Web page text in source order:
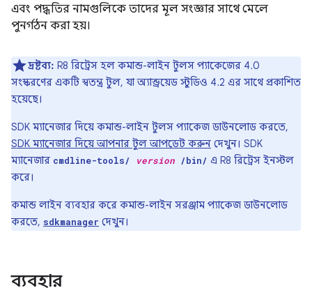
এবং পদ্ধতির নামগুলিকে তাদের মূল সংজ্ঞার সাথে মেলে
পুনর্গঠন করা হয়।
দ্রষ্টব্য: R8 রিট্রেস হল কমান্ড-লাইন টুলস প্যাকেজের 4.0
সংস্করণের একটি স্বতন্ত্র টুল, যা অ্যান্ড্রয়েড স্টুডিও 4.2 এর সাথে প্রকাশিত
হয়েছে।
SDK ম্যানেজার দিয়ে কমান্ড-লাইন টুলস প্যাকেজ ডাউনলোড করতে,
SDK ম্যানেজার দিয়ে আপনার টুল আপডেট করুন দেখুন। SDK
ম্যানেজার cmdline-tools/ version /bin/ এ R8 রিট্রেস ইনস্টল
করে।
কমান্ড লাইন ব্যবহার করে কমান্ড-লাইন সরঞ্জাম প্যাকেজ ডাউনলোড
করতে, sdkmanager দেখুন।
ব্যবহার